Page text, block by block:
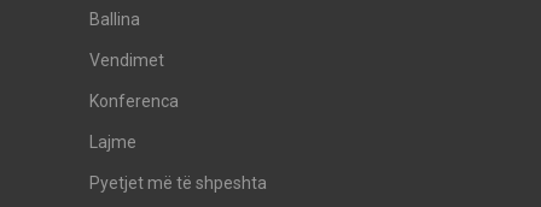
Ballina
Vendimet
Konferenca
Lajme
Pyetjet më të shpeshta